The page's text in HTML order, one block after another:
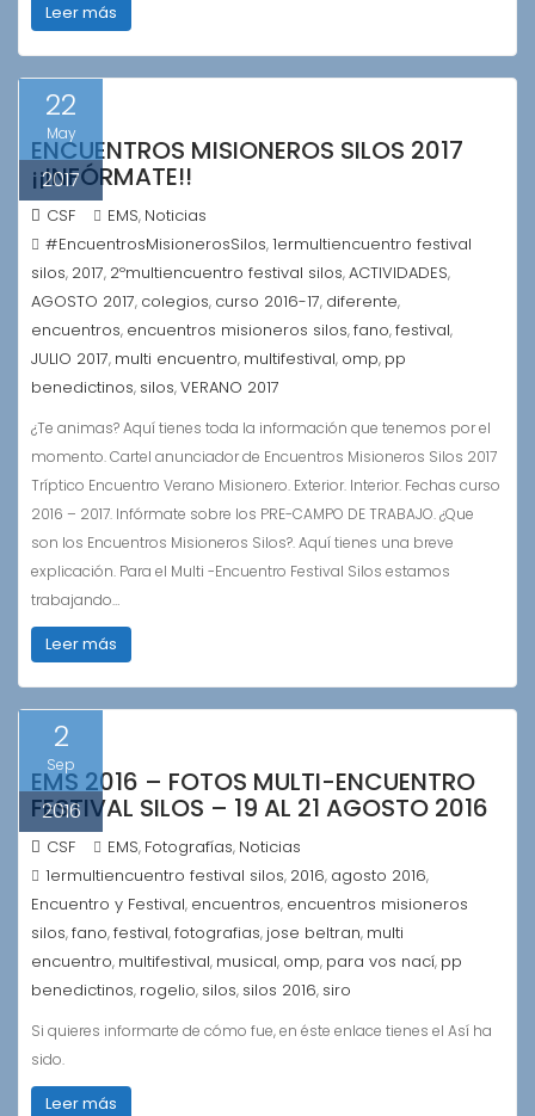
Leer más
22
May
2017
ENCUENTROS MISIONEROS SILOS 2017
¡¡INFÓRMATE!!
CSF EMS, Noticias
#EncuentrosMisionerosSilos,1ermultiencuentro festival
silos, 2017, 2ºmultiencuentro festival silos,ACTIVIDADES,
AGOSTO 2017, colegios, curso 2016-17, diferente,
encuentros, encuentros misioneros silos,fano,festival,
JULIO 2017, multi encuentro, multifestival, omp, pp
benedictinos, silos,VERANO 2017
¿Te animas? Aquí tienes toda la información que tenemos por el
momento. Cartel anunciador de Encuentros Misioneros Silos 2017
Tríptico Encuentro Verano Misionero. Exterior. Interior. Fechas curso
2016 – 2017. Infórmate sobre los PRE-CAMPO DE TRABAJO. ¿Que
son los Encuentros Misioneros Silos?. Aquí tienes una breve
explicación. Para el Multi -Encuentro Festival Silos estamos
trabajando…
Leer más
2
Sep
2016
EMS 2016 – FOTOS MULTI-ENCUENTRO
FESTIVAL SILOS – 19 AL 21 AGOSTO 2016
CSF EMS, Fotografías, Noticias
1ermultiencuentro festival silos, 2016, agosto 2016,
Encuentro y Festival, encuentros, encuentros misioneros
silos,fano,festival,fotografias, jose beltran, multi
encuentro, multifestival, musical, omp, para vos nací, pp
benedictinos, rogelio, silos, silos 2016, siro
Si quieres informarte de cómo fue, en éste enlace tienes el Así ha
sido.
Leer más